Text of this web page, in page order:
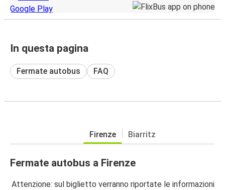
In questa pagina
Fermate autobus FAQ
Firenze Biarritz
Fermate autobus a Firenze
Attenzione: sul biglietto verranno riportate le informazioni